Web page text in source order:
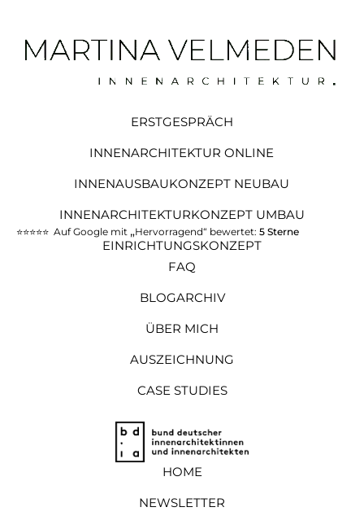
ERSTGESPRÄCH
INNENARCHITEKTUR ONLINE
INNENAUSBAUKONZEPT NEUBAU
INNENARCHITEKTURKONZEPT UMBAU
EINRICHTUNGSKONZEPT
⭐️⭐️⭐️⭐️⭐️ Auf Google mit „Hervorragend“ bewertet: 5 Sterne
FAQ
BLOGARCHIV
ÜBER MICH
AUSZEICHNUNG
CASE STUDIES
HOME
NEWSLETTER